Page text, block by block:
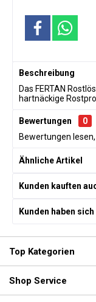
Beschreibung
Das FERTAN
hartnäckige
Bewertungen
0
Bewertungen
Ähnliche Artikel
Kunden kauften
Kunden haben
Top Kategorien
Shop Service